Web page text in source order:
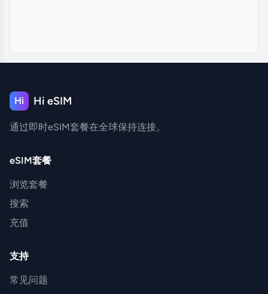
Hi Hi eSIM
通过即时eSIM套餐在全球保持连接。
eSIM套餐
浏览套餐
搜索
充值
支持
常见问题